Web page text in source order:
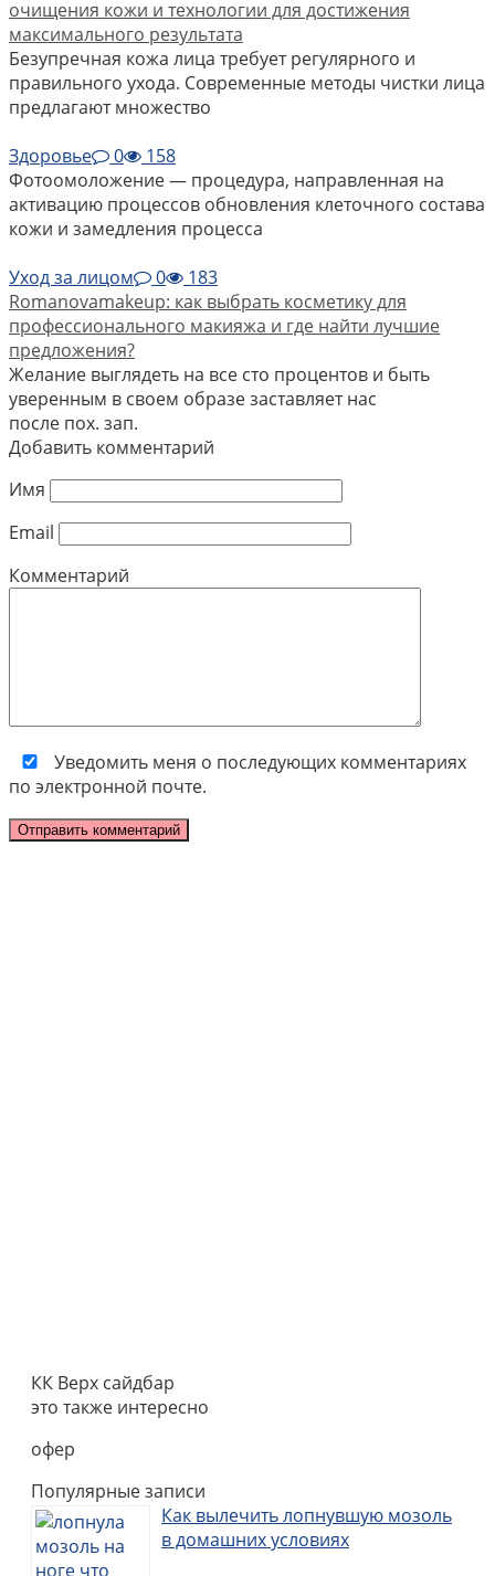
очищения кожи и технологии для достижения
максимального результата
Безупречная кожа лица требует регулярного и
правильного ухода. Современные методы чистки лица
предлагают множество
Здоровье
0
158
Фотоомоложение — процедура, направленная на
активацию процессов обновления клеточного состава
кожи и замедления процесса
Уход за лицом
0
183
Romanovamakeup: как выбрать косметику для
профессионального макияжа и где найти лучшие
предложения?
Желание выглядеть на все сто процентов и быть
уверенным в своем образе заставляет нас
после пох. зап.
Добавить комментарий
Имя
Email
Комментарий
Уведомить меня о последующих комментариях
по электронной почте.
КК Верх сайдбар
это также интересно
офер
Популярные записи
Как вылечить лопнувшую мозоль
в домашних условиях